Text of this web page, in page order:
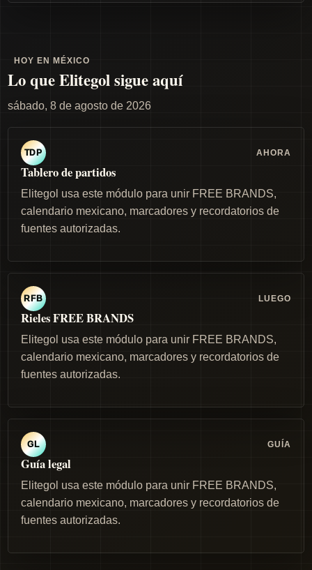
HOY EN MÉXICO
Lo que Elitegol sigue aquí
sábado, 8 de agosto de 2026
TDP AHORA
Tablero de partidos
Elitegol usa este módulo para unir FREE BRANDS,
calendario mexicano, marcadores y recordatorios de
fuentes autorizadas.
RFB LUEGO
Rieles FREE BRANDS
Elitegol usa este módulo para unir FREE BRANDS,
calendario mexicano, marcadores y recordatorios de
fuentes autorizadas.
GL GUÍA
Guía legal
Elitegol usa este módulo para unir FREE BRANDS,
calendario mexicano, marcadores y recordatorios de
fuentes autorizadas.